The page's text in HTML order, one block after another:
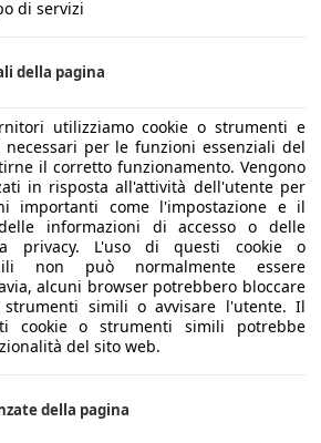
di servizi
della pagina
utilizziamo cookie o strumenti e
per le funzioni essenziali del
il corretto funzionamento. Vengono
in risposta all'attività dell'utente per
importanti come l'impostazione e il
informazioni di accesso o delle
privacy. L'uso di questi cookie o
non può normalmente essere
alcuni browser potrebbero bloccare
simili o avvisare l'utente. Il
cookie o strumenti simili potrebbe
del sito web.
della pagina